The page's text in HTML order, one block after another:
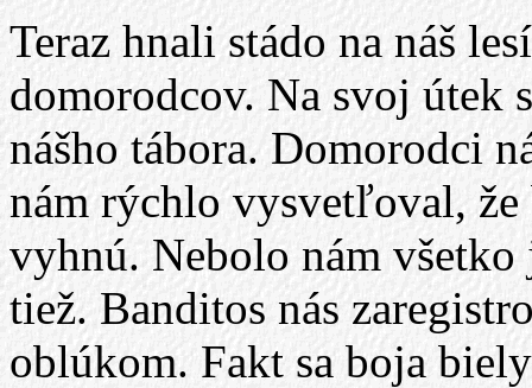
Teraz hnali stádo na náš
domorodcov. Na svoj útek
nášho tábora. Domorodci
nám rýchlo vysvetľoval, že
vyhnú. Nebolo nám
tiež. Banditos nás
oblúkom. Fakt sa boja